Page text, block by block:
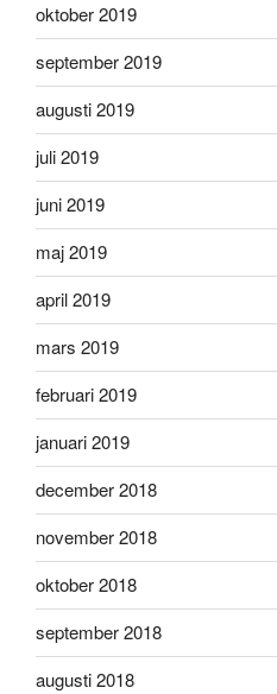
oktober 2019
september 2019
augusti 2019
juli 2019
juni 2019
maj 2019
april 2019
mars 2019
februari 2019
januari 2019
december 2018
november 2018
oktober 2018
september 2018
augusti 2018